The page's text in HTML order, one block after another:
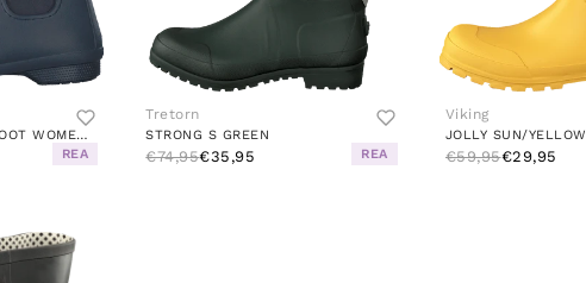
FREESAIL CHELSEA BOOT WOMEN NAVY / NAVY
REA
Tretorn
STRONG S GREEN
€74,95€35,95 REA
Viking
JOLLY SUN/YELLOW
€59,95€29,95